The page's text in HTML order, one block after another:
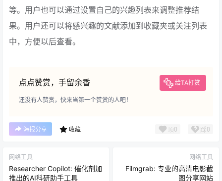
等。用户也可以通过设置自己的兴趣列表来调整推荐结
果。用户还可以将感兴趣的文献添加到收藏夹或关注列表
中，方便以后查看。
点点赞赏，手留余香 给TA打赏
还没有人赞赏，快来当第一个赞赏的人吧！
海报分享 收藏 顶0 踩0
网络工具
Researcher Copilot: 催化剂加
推出的AI科研助手工具
网络工具
Filmgrab: 专业的高清电影截
图分享网站